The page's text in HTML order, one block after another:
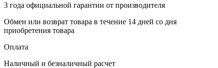
3 года официальной гарантии от производителя
Обмен или возврат товара в течение 14 дней со дня
приобретения товара
Оплата
Наличный и безналичный расчет